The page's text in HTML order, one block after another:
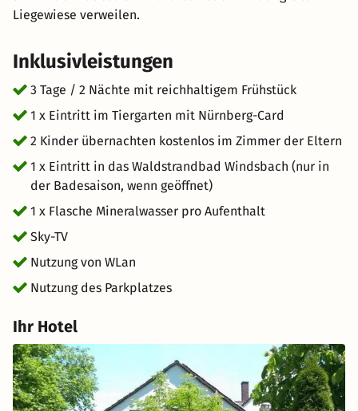
Liegewiese verweilen.
Inklusivleistungen
3 Tage / 2 Nächte mit reichhaltigem Frühstück
1 x Eintritt im Tiergarten mit Nürnberg-Card
2 Kinder übernachten kostenlos im Zimmer der Eltern
1 x Eintritt in das Waldstrandbad Windsbach (nur in
der Badesaison, wenn geöffnet)
1 x Flasche Mineralwasser pro Aufenthalt
Sky-TV
Nutzung von WLan
Nutzung des Parkplatzes
Ihr Hotel